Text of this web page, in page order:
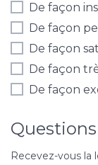
De façon
De façon
De façon
De façon
De façon
Recevez-vous la